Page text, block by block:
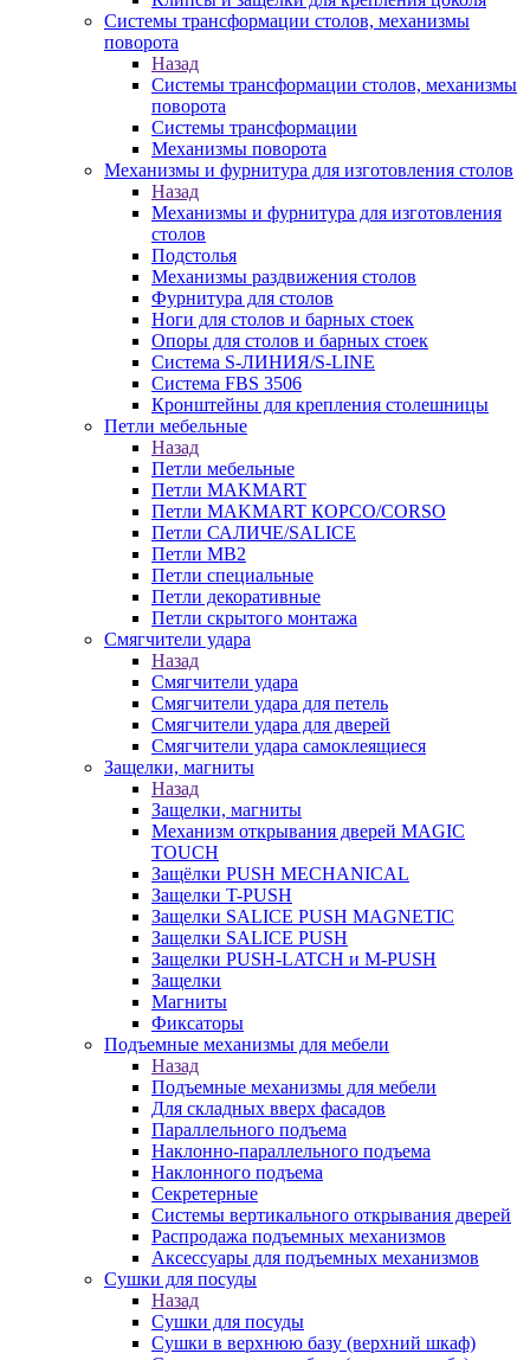
Системы трансформации столов, механизмы
поворота
Назад
Системы трансформации столов, механизмы
поворота
Системы трансформации
Механизмы поворота
Механизмы и фурнитура для изготовления столов
Назад
Механизмы и фурнитура для изготовления
столов
Подстолья
Механизмы раздвижения столов
Фурнитура для столов
Ноги для столов и барных стоек
Опоры для столов и барных стоек
Система S-ЛИНИЯ/S-LINE
Система FBS 3506
Кронштейны для крепления столешницы
Петли мебельные
Назад
Петли мебельные
Петли MAKMART
Петли MAKMART КОРСО/CORSO
Петли САЛИЧЕ/SALICE
Петли MB2
Петли специальные
Петли декоративные
Петли скрытого монтажа
Смягчители удара
Назад
Смягчители удара
Смягчители удара для петель
Смягчители удара для дверей
Cмягчители удара самоклеящиеся
Защелки, магниты
Назад
Защелки, магниты
Механизм открывания дверей MAGIC
TOUCH
Защёлки PUSH MECHANICAL
Защелки T-PUSH
Защелки SALICE PUSH MAGNETIC
Защелки SALICE PUSH
Защелки PUSH-LATCH и M-PUSH
Защелки
Магниты
Фиксаторы
Подъемные механизмы для мебели
Назад
Подъемные механизмы для мебели
Для складных вверх фасадов
Параллельного подъема
Наклонно-параллельного подъема
Наклонного подъема
Секретерные
Системы вертикального открывания дверей
Распродажа подъемных механизмов
Аксессуары для подъемных механизмов
Сушки для посуды
Назад
Сушки для посуды
Сушки в верхнюю базу (верхний шкаф)